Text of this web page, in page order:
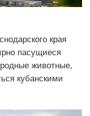
края
пасущиеся
животные,
кубанскими